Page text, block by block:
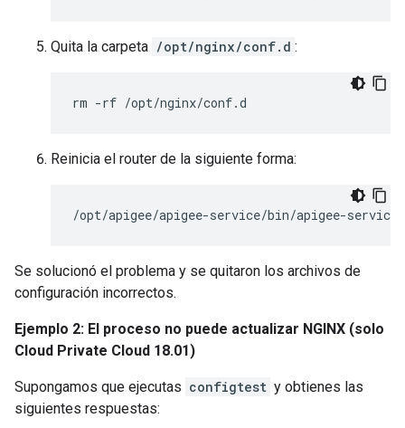
Quita la carpeta /opt/nginx/conf.d :
rm -rf /opt/nginx/conf.d
Reinicia el router de la siguiente forma:
/opt/apigee/apigee-service/bin/apigee-
Se solucionó el problema y se quitaron los archivos de
configuración incorrectos.
Ejemplo 2: El proceso no puede actualizar NGINX (solo
Cloud Private Cloud 18.01)
Supongamos que ejecutas configtest y obtienes las
siguientes respuestas: